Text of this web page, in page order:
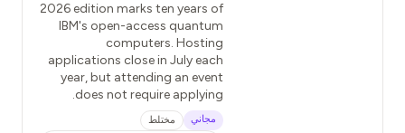
2026 edition marks ten years of
IBM's open-access quantum
computers. Hosting
applications close in July each
year, but attending an event
does not require applying.
مجاني
مختلط